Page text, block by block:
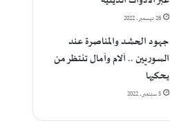
26 ديسمبر، 2022
جهود الحشد والمناصرة عند
السوريين .. آلام وآمال تنتظر من
يحكيها
5 سبتمبر، 2022